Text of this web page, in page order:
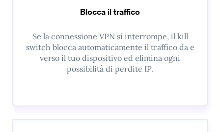
Blocca il traffico
Se la connessione VPN si interrompe, il kill
switch blocca automaticamente il traffico da e
verso il tuo dispositivo ed elimina ogni
possibilità di perdite IP.